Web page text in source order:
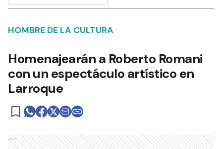
HOMBRE DE LA CULTURA
Homenajearán a Roberto Romani
con un espectáculo artístico en
Larroque
Ads